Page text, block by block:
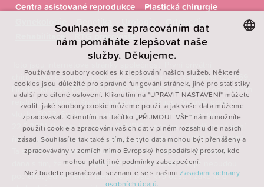
Centra asistované reprodukce
Plastická chirurgie
Ortopedie
Rehabilitace
RTG pracoviště
Toto jsou internetové stránky společnosti První privátní
chirurgické centrum spol. s r.o., se sídlem Labská kotlina 1220/69,
Hradec Králové, PSČ 500 02, IČ: 49813692, zapsané v obchodním
rejstříku vedeném Krajským soudem v Hradci Králové, oddíl C,
vložka 5023. Společnost přestala být s účinností ode dne
22.5.2021 členem koncernu SYNBIOL, a to na základě oznámení
řídící osoby koncernu – společnosti SynBiol, a.s., IČO 26014343.
Ta sdělila, že existence koncernu není k danému datu nadále
dána s tím, že osoby jí přímo či nepřímo ovládané již nebudou
podléhat jednotnému řízení ve smyslu §79 odst. 1 zákona o
ENGLISH
POLISH
FRENCH
Souhlasem se zpracováním dat
nám pomáháte zlepšovat naše
služby. Děkujeme.
Používáme soubory cookies k zlepšování našich služeb. Některé
cookies jsou důležité pro správné fungování stránek, jiné pro statistiky
a další pro cílené oslovení. Kliknutím na "UPRAVIT NASTAVENÍ" můžete
zvolit, jaké soubory cookie můžeme použít a jak vaše data můžeme
zpracovávat. Kliknutím na tlačítko „PŘIJMOUT VŠE“ nám umožníte
použití cookie a zpracování vašich dat v plném rozsahu dle našich
zásad. Souhlasíte tak také s tím, že tyto data mohou být přenášeny a
zpracovávány v zemích mimo Evropský hospodářský prostor, kde
mohou platit jiné podmínky zabezpečení.
Než budete pokračovat, seznamte se s našimi Zásadami ochrany
osobních údajů.